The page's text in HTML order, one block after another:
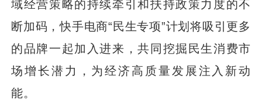
域经营策略的持续牵引和扶持政策力度的不
断加码，快手电商“民生专项”计划将吸引更多
的品牌一起加入进来，共同挖掘民生消费市
场增长潜力，为经济高质量发展注入新动
能。